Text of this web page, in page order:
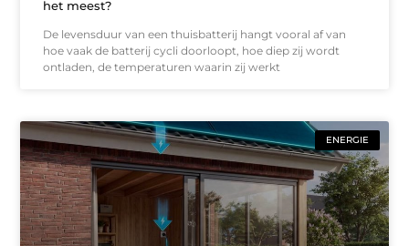
het meest?
De levensduur van een thuisbatterij hangt vooral af van
hoe vaak de batterij cycli doorloopt, hoe diep zij wordt
ontladen, de temperaturen waarin zij werkt
ENERGIE